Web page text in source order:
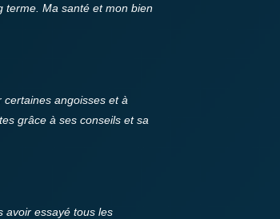
terme. Ma santé et mon bien
angoisses et à
grâce à ses conseils et sa
avoir essayé tous les